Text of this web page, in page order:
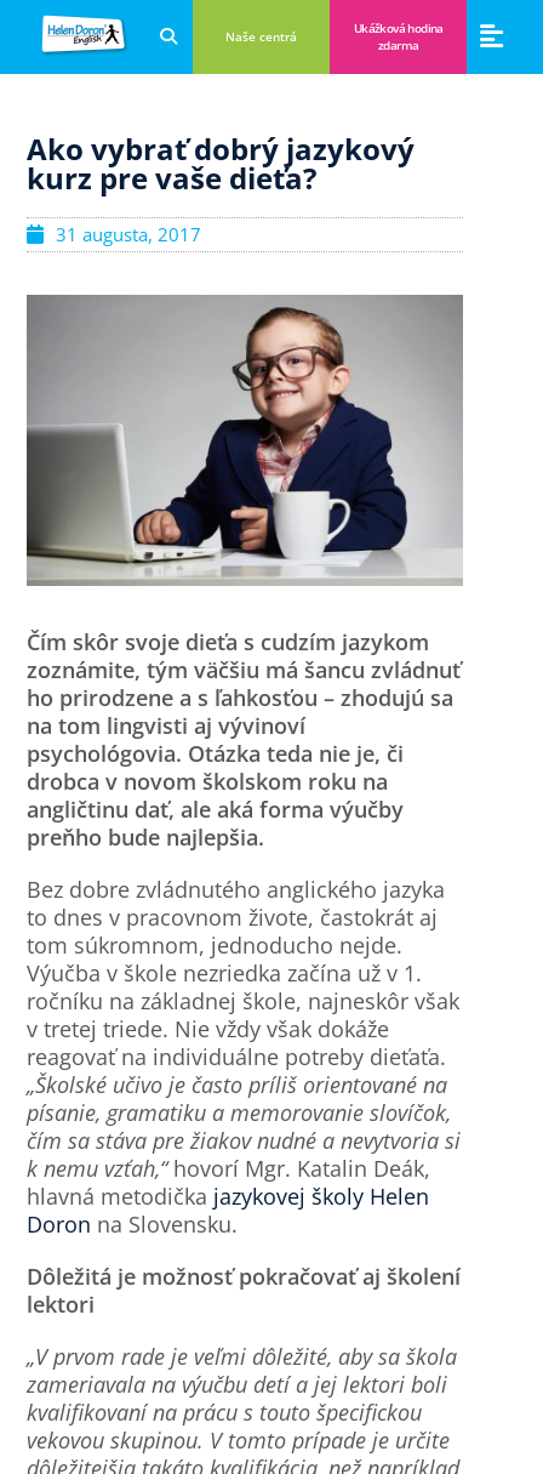
Naše centrá
Ukážková hodina
zdarma
Ako vybrať dobrý jazykový
kurz pre vaše dieťa?
31 augusta, 2017
Čím skôr svoje dieťa s cudzím jazykom
zoznámite, tým väčšiu má šancu zvládnuť
ho prirodzene a s ľahkosťou – zhodujú sa
na tom lingvisti aj vývinoví
psychológovia. Otázka teda nie je, či
drobca v novom školskom roku na
angličtinu dať, ale aká forma výučby
preňho bude najlepšia.
Bez dobre zvládnutého anglického jazyka
to dnes v pracovnom živote, častokrát aj
tom súkromnom, jednoducho nejde.
Výučba v škole nezriedka začína už v 1.
ročníku na základnej škole, najneskôr však
v tretej triede. Nie vždy však dokáže
reagovať na individuálne potreby dieťaťa.
„Školské učivo je často príliš orientované na
písanie, gramatiku a memorovanie slovíčok,
čím sa stáva pre žiakov nudné a nevytvoria si
k nemu vzťah,“hovorí Mgr. Katalin Deák,
hlavná metodička jazykovej školy Helen
Doron na Slovensku.
Dôležitá je možnosť pokračovať aj školení
lektori
„V prvom rade je veľmi dôležité, aby sa škola
zameriavala na výučbu detí a jej lektori boli
kvalifikovaní na prácu s touto špecifickou
vekovou skupinou. V tomto prípade je určite
dôležitejšia takáto kvalifikácia, než napríklad